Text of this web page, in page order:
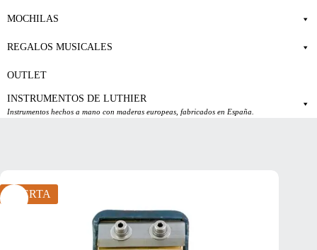
MOCHILAS
REGALOS MUSICALES
OUTLET
INSTRUMENTOS DE LUTHIER
Instrumentos hechos a mano con maderas europeas, fabricados en España.
OFERTA